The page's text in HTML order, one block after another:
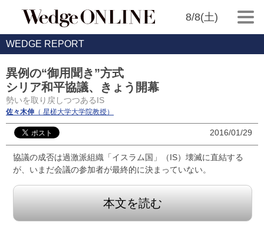
8/8(土)
WEDGE REPORT
異例の“御用聞き”方式
シリア和平協議、きょう開幕
勢いを取り戻しつつあるIS
佐々木伸 （ 星槎大学大学院教授）
2016/01/29
協議の成否は過激派組織「イスラム国」（IS）壊滅に直結する
が、いまだ会議の参加者が最終的に決まっていない。
本文を読む